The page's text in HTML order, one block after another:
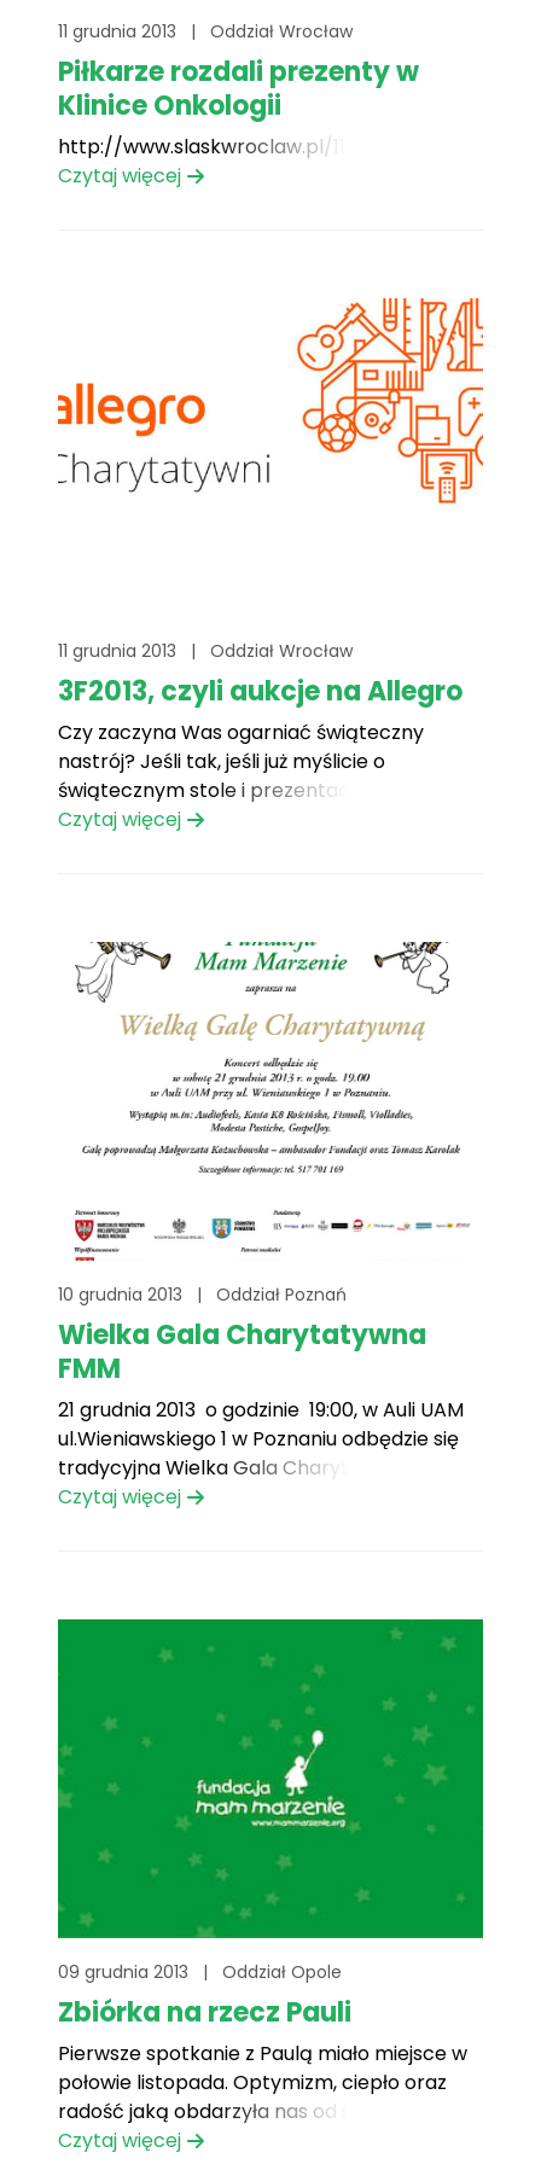
11 grudnia 2013 | Oddział Wrocław
Piłkarze rozdali prezenty w
Klinice Onkologii
http://www.slaskwroclaw.pl/11296529.dhtml
Czytaj więcej
11 grudnia 2013 | Oddział Wrocław
3F2013, czyli aukcje na Allegro
Czy zaczyna Was ogarniać świąteczny
nastrój? Jeśli tak, jeśli już myślicie o
świątecznym stole i prezentach, a w pracy,
w domu czy na uczelni nucicie świąteczne
charytatywne. Sprawcie przyjemność[...]
Czytaj więcej
10 grudnia 2013 | Oddział Poznań
Wielka Gala Charytatywna
FMM
21 grudnia 2013 o godzinie 19:00, w Auli UAM
ul.Wieniawskiego 1 w Poznaniu odbędzie się
tradycyjna Wielka Gala Charytatywna
Fundacji Mam Marzenie. Spełnienie marzeń
niesamowity klimat spotkania w Ważnej
Sprawie – niesienia nadziei wsparcia[...]
Czytaj więcej
09 grudnia 2013 | Oddział Opole
Zbiórka na rzecz Pauli
Pierwsze spotkanie z Paulą miało miejsce w
połowie listopada. Optymizm, ciepło oraz
radość jaką obdarzyła nas od samego
początku Marzycielka stały się dla nas
Czytaj więcej